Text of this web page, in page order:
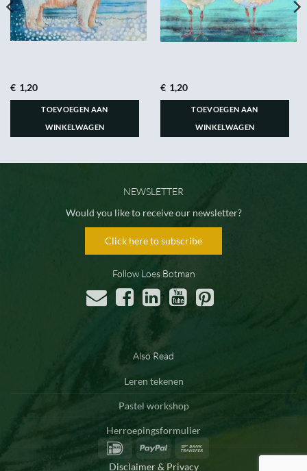
€ 1,20
TOEVOEGEN AAN
WINKELWAGEN
€ 1,20
TOEVOEGEN AAN
WINKELWAGEN
NEWSLETTER
Would you like to receive our newsletter?
Click here to subscribe
Follow Loes Botman
Also Read
Leren tekenen
Pastel workshop
Herroepingsformulier
IDeal
PayPal
Disclaimer & Privacy